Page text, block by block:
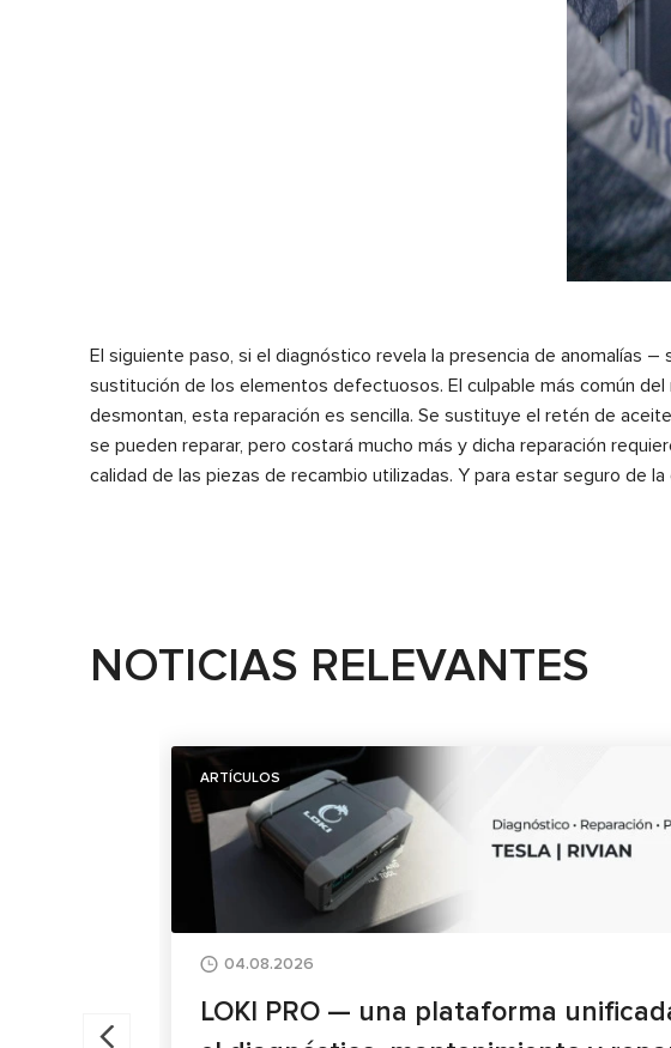
El siguiente paso, si el diagnóstico revela la presencia de anomalías
sustitución de los elementos defectuosos. El culpable más común
desmontan, esta reparación es sencilla. Se sustituye el retén de
se pueden reparar, pero costará mucho más y dicha reparación
calidad de las piezas de recambio utilizadas. Y para estar seguro de
NOTICIAS RELEVANTES
ARTÍCULOS
04.08.2026
LOKI PRO — una plataforma